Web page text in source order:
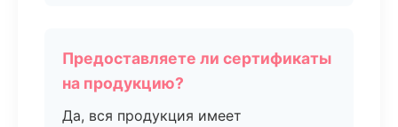
Предоставляете ли сертификаты
на продукцию?
Да, вся продукция имеет